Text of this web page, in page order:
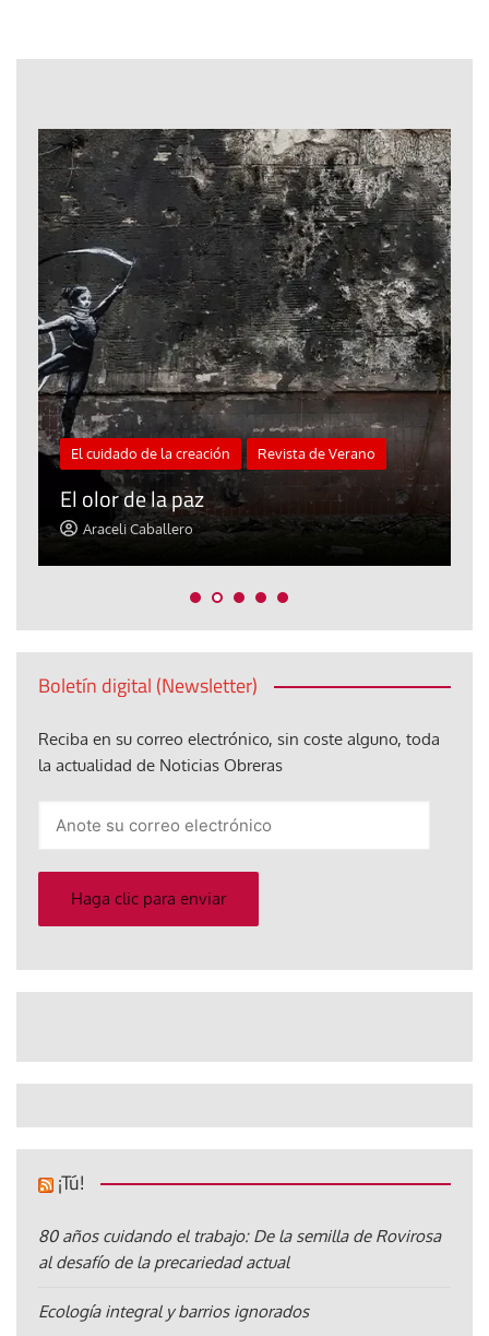
El cuidado de la creación Revista de Verano
El olor de la paz
Araceli Caballero
Boletín digital (Newsletter)
Reciba en su correo electrónico, sin coste alguno, toda
la actualidad de Noticias Obreras
electrónico
Haga clic para enviar
¡Tú!
80 años cuidando el trabajo: De la semilla de Rovirosa
al desafío de la precariedad actual
Ecología integral y barrios ignorados